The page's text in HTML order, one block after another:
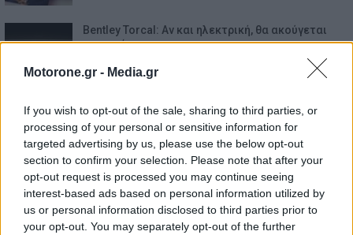
Motorone.gr - Media.gr
If you wish to opt-out of the sale, sharing to third parties, or
processing of your personal or sensitive information for
targeted advertising by us, please use the below opt-out
section to confirm your selection. Please note that after your
opt-out request is processed you may continue seeing
interest-based ads based on personal information utilized by
us or personal information disclosed to third parties prior to
your opt-out. You may separately opt-out of the further
Bentley Torcal: Αν και ηλεκτρική, θα ακούγεται
σαν να έχει…